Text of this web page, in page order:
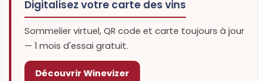
Digitalisez votre carte des vins
Sommelier virtuel, QR code et carte toujours à jour
— 1 mois d'essai gratuit.
Découvrir Winevizer